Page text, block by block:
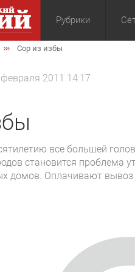
Рубрики
Общество
Сор из избы
2011 14:17
все большей
становится проблема
домов. Оплачивают